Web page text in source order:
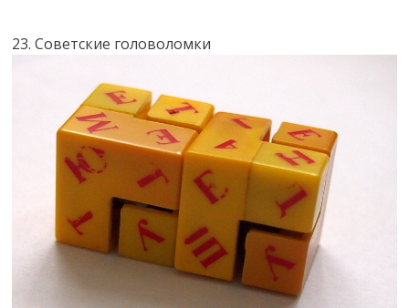
23. Советские головоломки